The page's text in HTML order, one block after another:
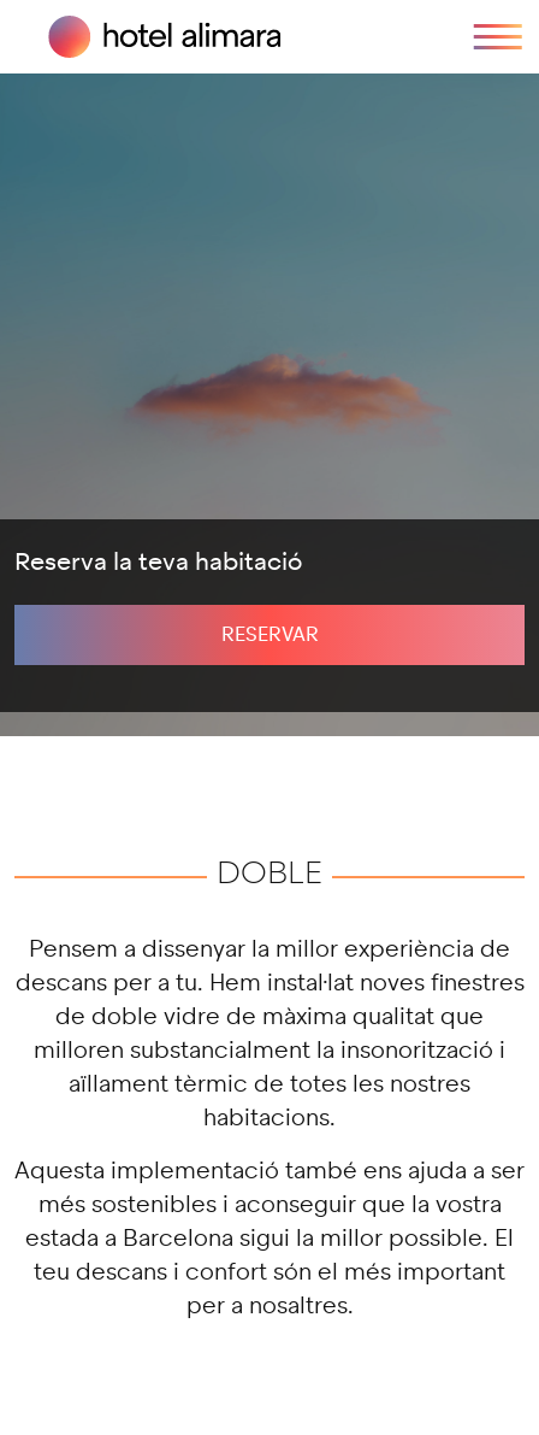
Reserva la teva habitació
RESERVAR
DOBLE
Pensem a dissenyar la millor experiència de
descans per a tu. Hem instal·lat noves finestres
de doble vidre de màxima qualitat que
milloren substancialment la insonorització i
aïllament tèrmic de totes les nostres
habitacions.
Aquesta implementació també ens ajuda a ser
més sostenibles i aconseguir que la vostra
estada a Barcelona sigui la millor possible. El
teu descans i confort són el més important
per a nosaltres.